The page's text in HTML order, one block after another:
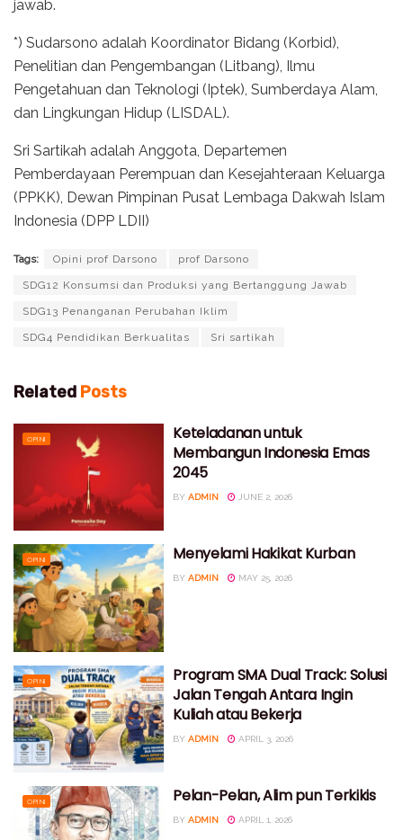
jawab.
*) Sudarsono adalah Koordinator Bidang (Korbid),
Penelitian dan Pengembangan (Litbang), Ilmu
Pengetahuan dan Teknologi (Iptek), Sumberdaya Alam,
dan Lingkungan Hidup (LISDAL).
Sri Sartikah adalah Anggota, Departemen
Pemberdayaan Perempuan dan Kesejahteraan Keluarga
(PPKK), Dewan Pimpinan Pusat Lembaga Dakwah Islam
Indonesia (DPP LDII)
Tags: Opini prof Darsono prof Darsono
SDG12 Konsumsi dan Produksi yang Bertanggung Jawab
SDG13 Penanganan Perubahan Iklim
SDG4 Pendidikan Berkualitas Sri sartikah
Related Posts
OPINI
Keteladanan untuk
Membangun Indonesia Emas
2045
BY ADMIN JUNE 2, 2026
OPINI Menyelami Hakikat Kurban
BY ADMIN MAY 25, 2026
OPINI
Program SMA Dual Track: Solusi
Jalan Tengah Antara Ingin
Kuliah atau Bekerja
BY ADMIN APRIL 3, 2026
OPINI Pelan-Pelan, Alim pun Terkikis
BY ADMIN APRIL 1, 2026